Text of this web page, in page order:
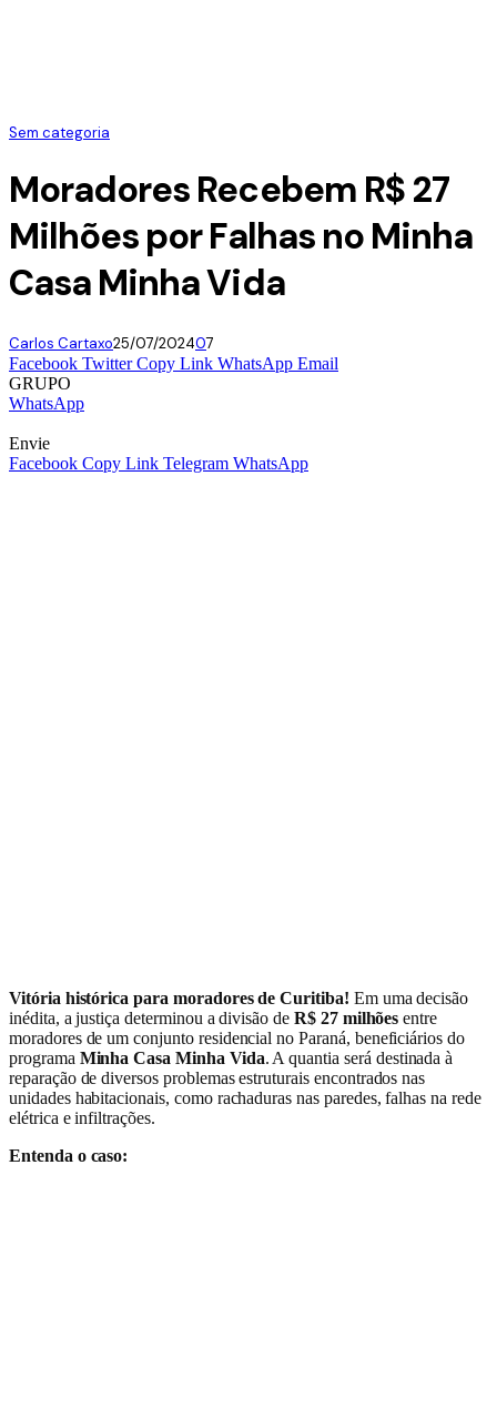
Sem categoria
Moradores Recebem R$ 27
Milhões por Falhas no Minha
Casa Minha Vida
Carlos Cartaxo25/07/202407
Facebook Twitter Copy Link WhatsApp Email
GRUPO
WhatsApp
Envie
Facebook Copy Link Telegram WhatsApp
Vitória histórica para moradores de Curitiba! Em uma decisão
inédita, a justiça determinou a divisão de R$ 27 milhões entre
moradores de um conjunto residencial no Paraná, beneficiários do
programa Minha Casa Minha Vida. A quantia será destinada à
reparação de diversos problemas estruturais encontrados nas
unidades habitacionais, como rachaduras nas paredes, falhas na rede
elétrica e infiltrações.
Entenda o caso: